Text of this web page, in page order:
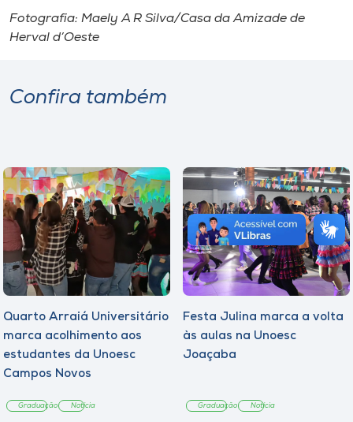
Fotografia: Maely A R Silva/Casa da Amizade de
Herval d’Oeste
Confira também
Quarto Arraiá Universitário
marca acolhimento aos
estudantes da Unoesc
Campos Novos
Graduação Notícia
Festa Julina marca a volta
às aulas na Unoesc
Joaçaba
Graduação Notícia